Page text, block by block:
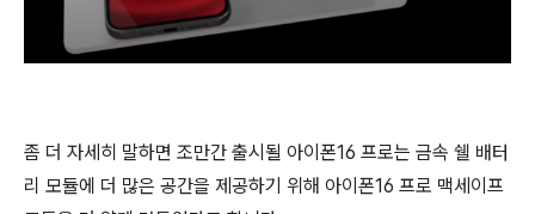
좀 더 자세히 말하면 조만간 출시될 아이폰16 프로는 금속 쉘 배터
리 모듈에 더 많은 공간을 제공하기 위해 아이폰16 프로 맥세이프